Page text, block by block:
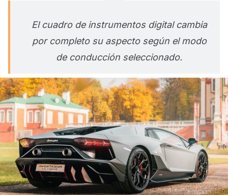
El cuadro de instrumentos digital cambia
por completo su aspecto según el modo
de conducción seleccionado.